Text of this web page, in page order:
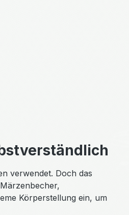
verwendet. Doch das
Körperstellung ein, um